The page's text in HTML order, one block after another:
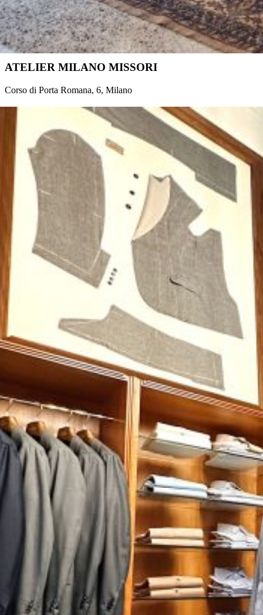
ATELIER MILANO MISSORI
Corso di Porta Romana, 6, Milano
prenota appuntamento